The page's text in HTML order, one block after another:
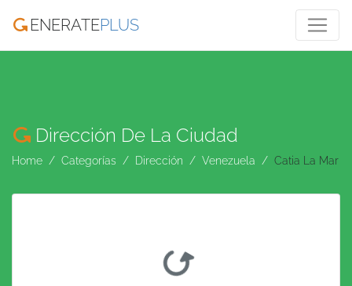
ENERATEPLUS
Dirección De La Ciudad
Home Categorías Dirección Venezuela Catia La Mar